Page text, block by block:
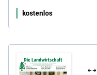
kostenlos